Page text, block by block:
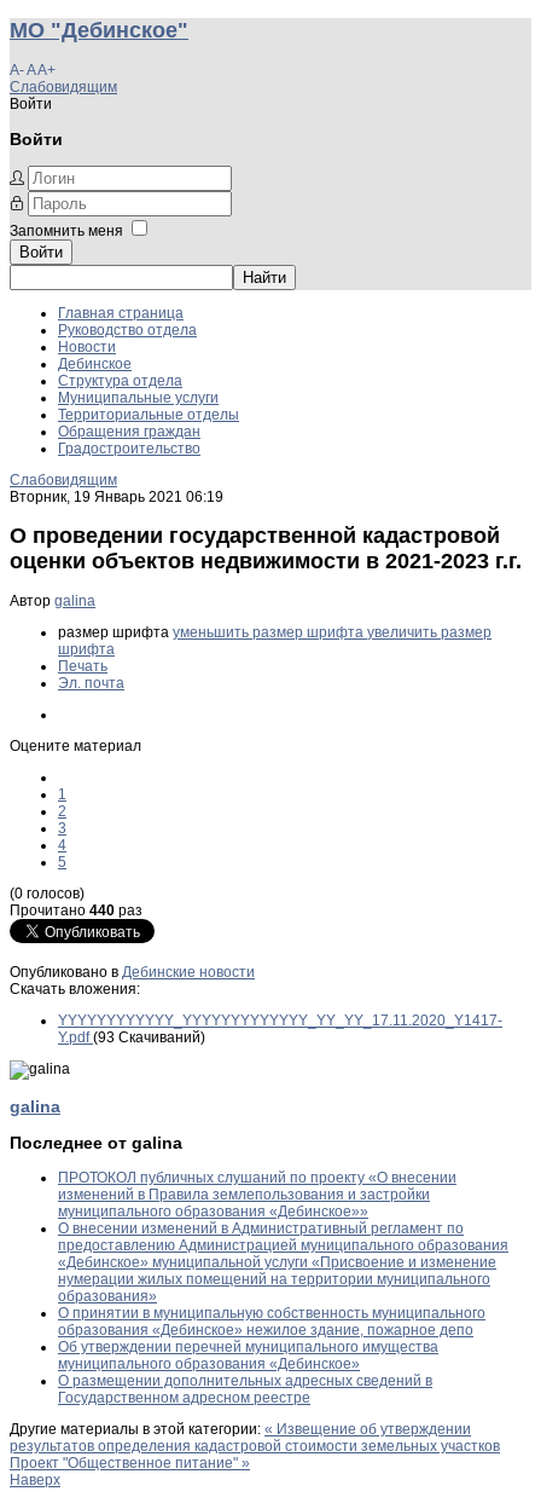
МО "Дебинское"
A-AA+
Слабовидящим
Войти
Войти
Запомнить меня
Войти
Главная страница
Руководство отдела
Новости
Дебинское
Структура отдела
Муниципальные услуги
Территориальные отделы
Обращения граждан
Градостроительство
Слабовидящим
Вторник, 19 Январь 2021 06:19
О проведении государственной кадастровой
оценки объектов недвижимости в 2021-2023 г.г.
Автор galina
размер шрифта уменьшить размер шрифта увеличить размер
шрифта
Печать
Эл. почта
Оцените материал
1
2
3
4
5
(0 голосов)
Прочитано 440 раз
Опубликовано в Дебинские новости
Скачать вложения:
YYYYYYYYYYYY_YYYYYYYYYYYYY_YY_YY_17.11.2020_Y1417-
Y.pdf(93 Скачиваний)
galina
Последнее от galina
ПРОТОКОЛ публичных слушаний по проекту «О внесении
изменений в Правила землепользования и застройки
муниципального образования «Дебинское»»
О внесении изменений в Административный регламент по
предоставлению Администрацией муниципального образования
«Дебинское» муниципальной услуги «Присвоение и изменение
нумерации жилых помещений на территории муниципального
образования»
О принятии в муниципальную собственность муниципального
образования «Дебинское» нежилое здание, пожарное депо
Об утверждении перечней муниципального имущества
муниципального образования «Дебинское»
О размещении дополнительных адресных сведений в
Государственном адресном реестре
Другие материалы в этой категории: « Извещение об утверждении
результатов определения кадастровой стоимости земельных участков
Проект "Общественное питание" »
Наверх